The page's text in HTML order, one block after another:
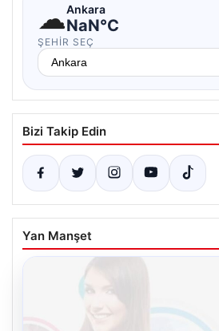
☁Ankara
NaN°C
ŞEHIR SEÇ
Bizi Takip Edin
Yan Manşet